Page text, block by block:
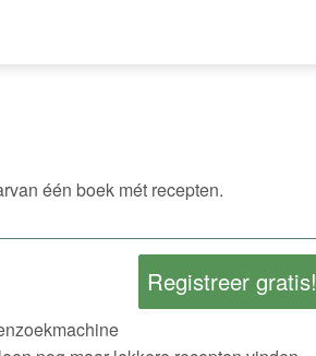
één boek mét recepten.
Registreer gratis!